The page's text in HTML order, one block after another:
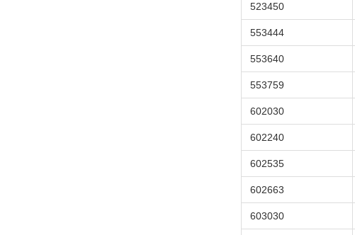
523450
553444
553640
553759
602030
602240
602535
602663
603030